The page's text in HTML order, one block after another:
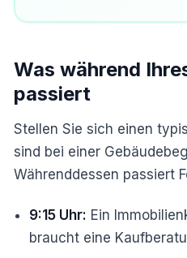
Was während
passiert
Stellen Sie sich einen
sind bei einer
Währenddessen passiert
9:15 Uhr: Ein
braucht eine